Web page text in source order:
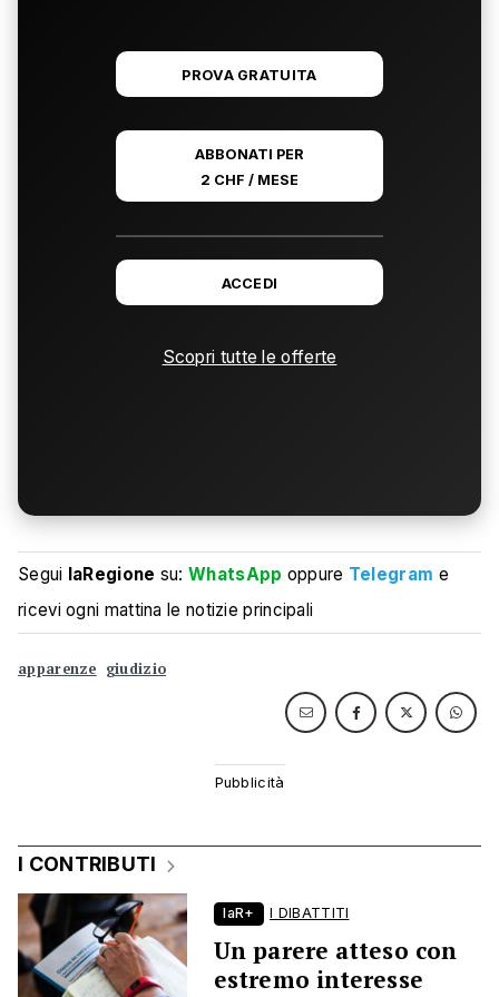
PROVA GRATUITA
ABBONATI PER
2 CHF / MESE
ACCEDI
Scopri tutte le offerte
Segui laRegione su:WhatsApp oppure Telegram e
ricevi ogni mattina le notizie principali
apparenze giudizio
I CONTRIBUTI
laR+ I DIBATTITI
Un parere atteso con
estremo interesse